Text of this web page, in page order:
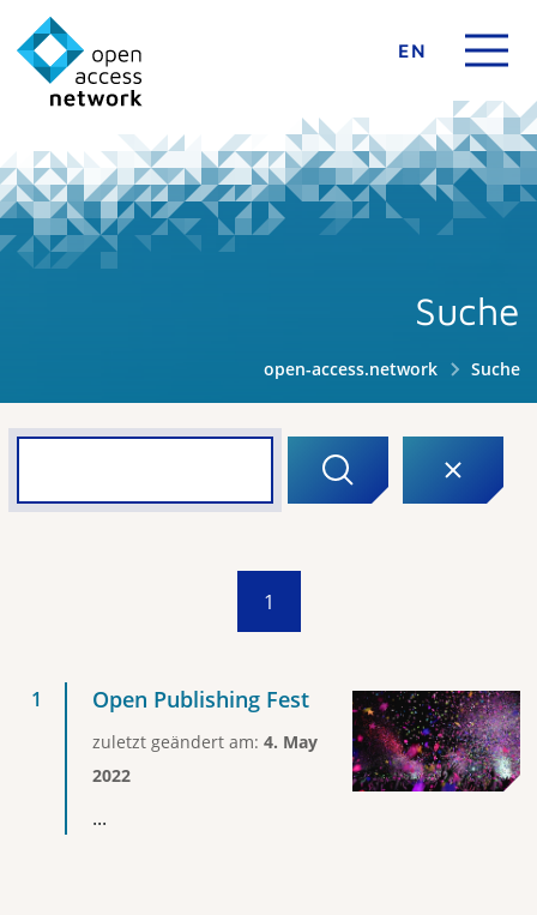
EN
Suche
open-access.network Suche
1
Open Publishing Fest
zuletzt geändert am: 4. May
2022
...